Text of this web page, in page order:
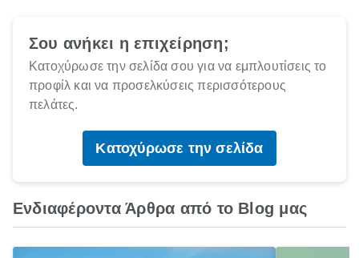
Σου ανήκει η επιχείρηση;
Κατοχύρωσε την σελίδα σου για να εμπλουτίσεις το
προφίλ και να προσελκύσεις περισσότερους
πελάτες.
Κατοχύρωσε την σελίδα
Ενδιαφέροντα Άρθρα από το Blog μας